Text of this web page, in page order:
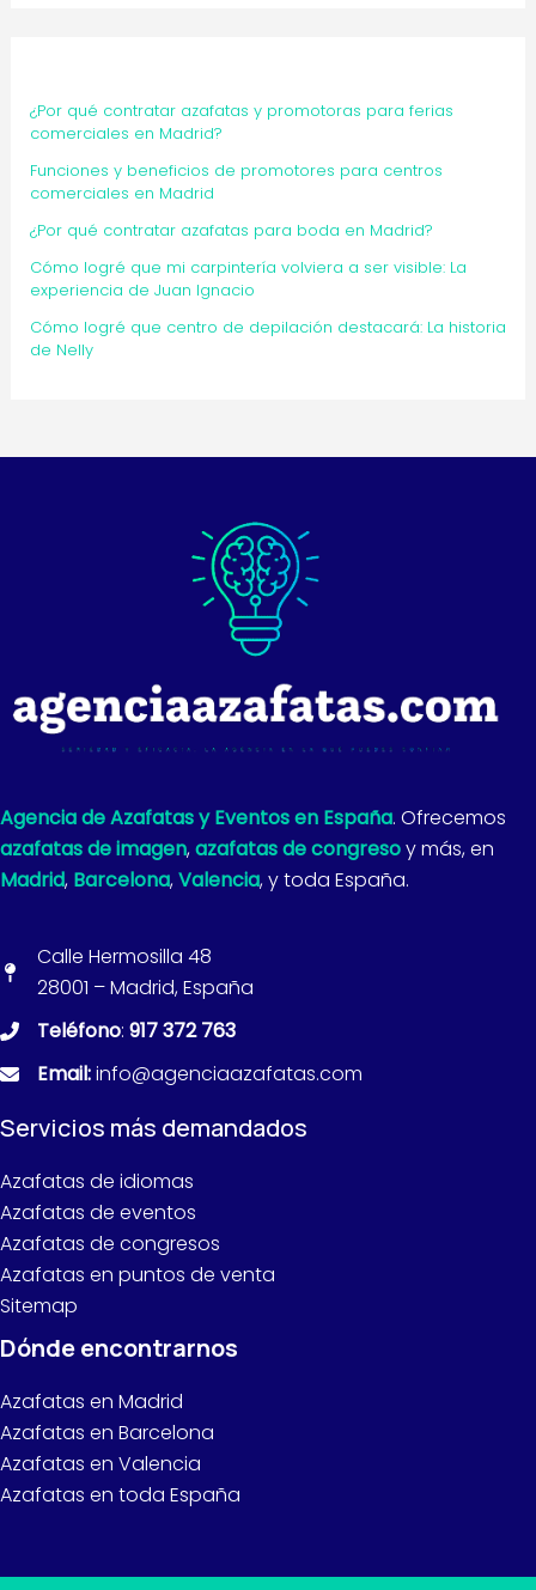
¿Por qué contratar azafatas y promotoras para ferias
comerciales en Madrid?
Funciones y beneficios de promotores para centros
comerciales en Madrid
¿Por qué contratar azafatas para boda en Madrid?
Cómo logré que mi carpintería volviera a ser visible: La
experiencia de Juan Ignacio
Cómo logré que centro de depilación destacará: La historia
de Nelly
Agencia de Azafatas y Eventos en España. Ofrecemos
azafatas de imagen,azafatas de congresoy más, en
Madrid, Barcelona,Valencia, y toda España.
Calle Hermosilla 48
28001 – Madrid, España
Teléfono: 917 372 763
Email:info@agenciaazafatas.com
Servicios más demandados
Azafatas de idiomas
Azafatas de eventos
Azafatas de congresos
Azafatas en puntos de venta
Sitemap
Dónde encontrarnos
Azafatas en Madrid
Azafatas en Barcelona
Azafatas en Valencia
Azafatas en toda España